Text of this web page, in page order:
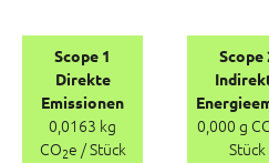
Scope 1
Direkte
Emissionen
0,0163 kg
CO2e / Stück
Scope
0,000 g
Stück